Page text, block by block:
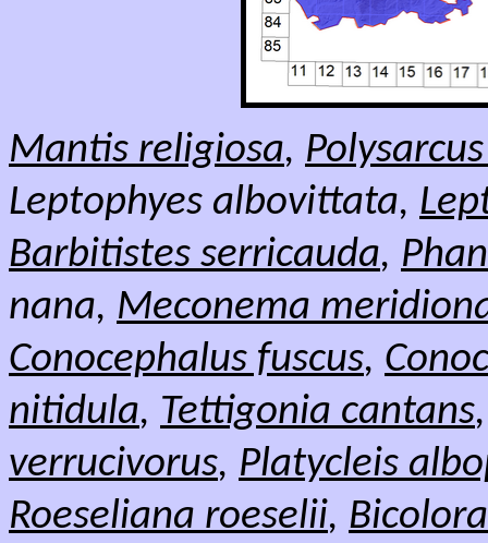
Mantis religiosa,
Leptophyes albovittata,
Barbitistes serricauda,
nana, Meconema
Conocephalus fuscus,
nitidula, Tettigonia cantans
verrucivorus, Platycleis
Roeseliana roeselii,